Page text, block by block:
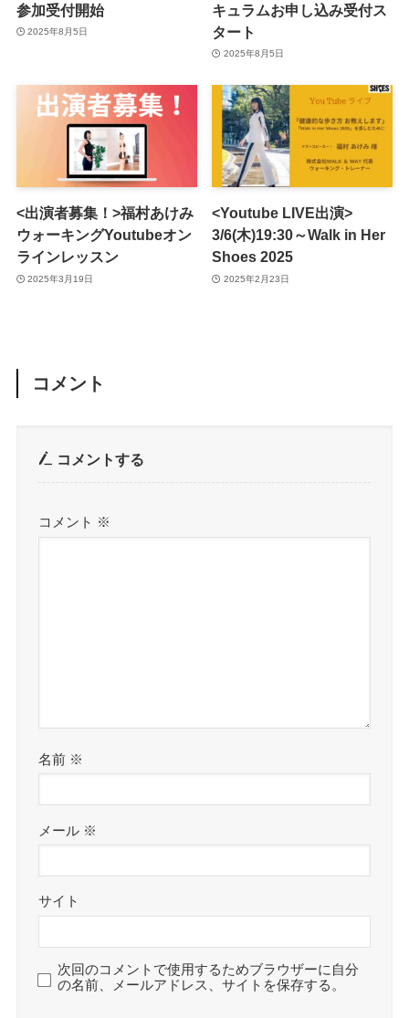
参加受付開始
2025年8月5日
キュラムお申し込み受付ス
タート
2025年8月5日
<出演者募集！>福村あけみ
ウォーキングYoutubeオン
ラインレッスン
2025年3月19日
<Youtube LIVE出演>
3/6(木)19:30～Walk in Her
Shoes 2025
2025年2月23日
コメント
コメントする
コメント ※
名前 ※
メール ※
サイト
次回のコメントで使用するためブラウザーに自分
の名前、メールアドレス、サイトを保存する。